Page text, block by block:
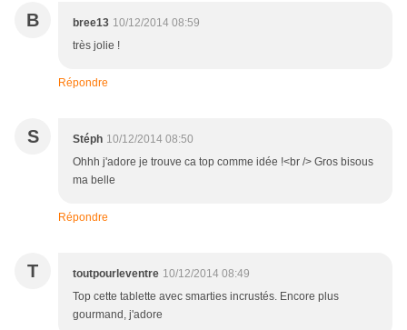
B bree13 10/12/2014 08:59
très jolie !
Répondre
S Stéph 10/12/2014 08:50
Ohhh j'adore je trouve ca top comme idée !<br /> Gros bisous
ma belle
Répondre
T toutpourleventre 10/12/2014 08:49
Top cette tablette avec smarties incrustés. Encore plus
gourmand, j'adore